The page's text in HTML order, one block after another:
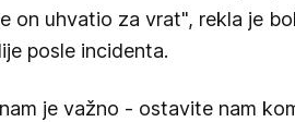
on uhvatio za vrat", rekla je
posle incidenta.
je važno - ostavite nam